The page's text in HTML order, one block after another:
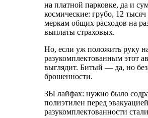
на платной парковке, да и
космические: грубо, 12
меркам общих расходов на
выплаты страховых.
Но, если уж положить руку
разукомплектованным этот
выглядит. Битый — да, но
брошенности.
ЗЫ лайфах: нужно было
полиэтилен перед
разукомплектованности